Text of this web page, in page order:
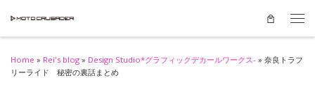
Skip to content
Home » Rei's blog » Design Studio*グラフィックデカールワークス- » 奈良トラフ
リーライド 秘密の裏話まとめ